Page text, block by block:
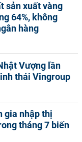
sản xuất vàng
64%, không
hàng
Vượng lần
thái Vingroup
gia nhập thị
tháng 7 biến